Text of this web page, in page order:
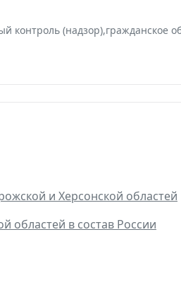
контроль (надзор),гражданское
и Херсонской областей
областей в состав России